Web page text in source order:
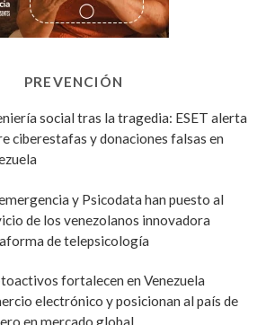
PREVENCIÓN
social tras la tragedia: ESET alerta
ciberestafas y donaciones falsas en
y Psicodata han puesto al
de los venezolanos innovadora
de telepsicología
fortalecen en Venezuela
electrónico y posicionan al país de
en mercado global